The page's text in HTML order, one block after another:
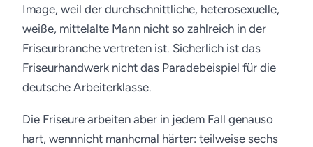
Image, weil der durchschnittliche, heterosexuelle,
weiße, mittelalte Mann nicht so zahlreich in der
Friseurbranche vertreten ist. Sicherlich ist das
Friseurhandwerk nicht das Paradebeispiel für die
deutsche Arbeiterklasse.
Die Friseure arbeiten aber in jedem Fall genauso
hart, wennnicht manhcmal härter: teilweise sechs